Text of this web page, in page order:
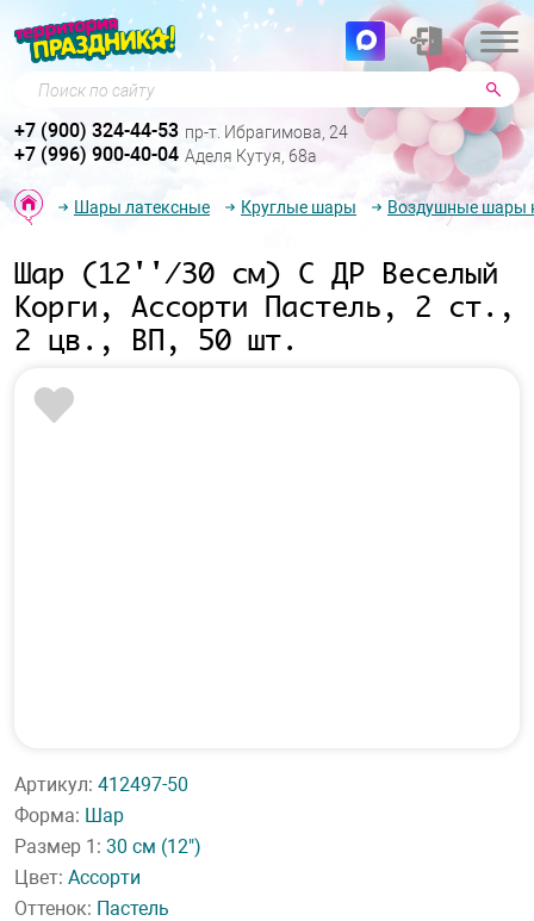
Поиск по сайту
+7 (900) 324-44-53 пр-т. Ибрагимова, 24
+7 (996) 900-40-04 Аделя Кутуя, 68а
Шары латексные Круглые шары Воздушные шары
Шар (12''/30 см) С ДР Веселый
Корги, Ассорти Пастель, 2 ст.,
2 цв., ВП, 50 шт.
Артикул: 412497-50
Форма: Шар
Размер 1: 30 см (12")
Цвет: Ассорти
Оттенок: Пастель